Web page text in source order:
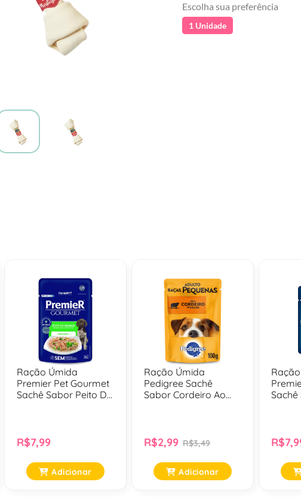
Escolha sua preferência
1 Unidade
Ração Úmida
Premier Pet Gourmet
Sachê Sabor Peito De
R$7,99
Adicionar
Ração Úmida
Pedigree Sachê
Sabor Cordeiro Ao
R$2,99 R$3,49
Adicionar
Sachê